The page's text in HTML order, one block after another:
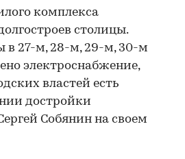
комплекса
столицы.
в 27-м, 28-м, 29-м, 30-м
электроснабжение,
властей есть
достройки
Собянин на своем